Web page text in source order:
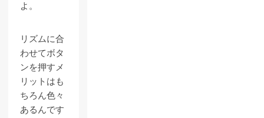
よ。
リズムに合
わせてボタ
ンを押すメ
リットはも
ちろん色々
あるんです